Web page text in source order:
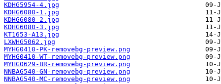
KDHG5954-4.jpg
KDHG6080-1.jpg
KDHG6080-2.jpg
KDHG6080-3.jpg
KT1653-A13.jpg
LXWHG5062.jpg
MYHG0410-PK-removebg-preview.png
MYHG0410-WT-removebg-preview.png
MYHG0629-BR-removebg-preview.png
NNBAG540-GN-removebg-preview.png
NNBAG540-MC-removebg-preview.png